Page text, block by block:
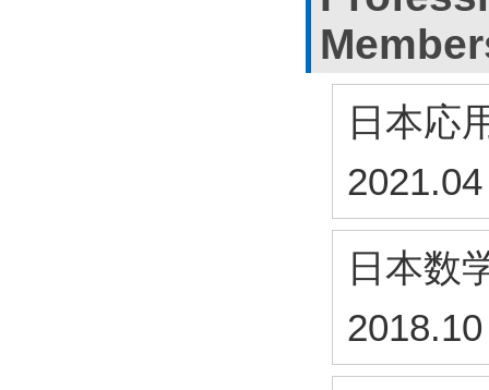
日本応
2021.04
日本数
2018.10